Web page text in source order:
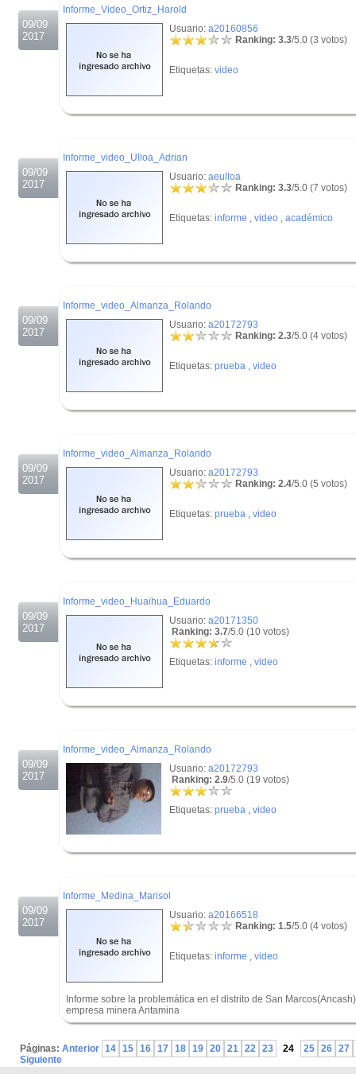
09/09
2017
Informe_Video_Ortiz_Harold
Usuario: a20160856
Ranking: 3.3/5.0 (3 votos)
Etiquetas: video
09/09
2017
Informe_video_Ulloa_Adrian
Usuario: aeulloa
Ranking: 3.3/5.0 (7 votos)
Etiquetas: informe , video , académico
09/09
2017
Informe_video_Almanza_Rolando
Usuario: a20172793
Ranking: 2.3/5.0 (4 votos)
Etiquetas: prueba , video
09/09
2017
Informe_video_Almanza_Rolando
Usuario: a20172793
Ranking: 2.4/5.0 (5 votos)
Etiquetas: prueba , video
09/09
2017
Informe_video_Huaihua_Eduardo
Usuario: a20171350
Ranking: 3.7/5.0 (10 votos)
Etiquetas: informe , video
09/09
2017
Informe_video_Almanza_Rolando
Usuario: a20172793
Ranking: 2.9/5.0 (19 votos)
Etiquetas: prueba , video
09/09
2017
Informe_Medina_Marisol
Usuario: a20166518
Ranking: 1.5/5.0 (4 votos)
Etiquetas: informe , video
Informe sobre la problemática en el distrito de San
empresa minera Antamina
Páginas: Anterior 14 15 16 17 18 19 20 21 22 23 24 25 26 27
Siguiente